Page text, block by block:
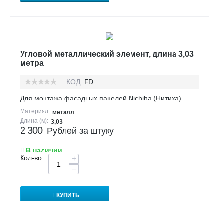
Угловой металлический элемент, длина 3,03
метра
КОД: FD
Для монтажа фасадных панелей Nichiha (Нитиха)
Материал: металл
Длина (м): 3,03
2 300 Рублей за штуку
В наличии
Кол-во:
+
−
КУПИТЬ